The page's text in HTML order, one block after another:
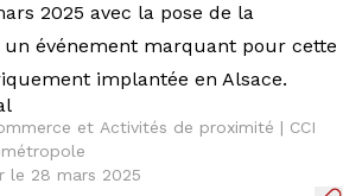
2025 avec la pose de la
événement marquant pour cette
implantée en Alsace.
et Activités de proximité | CCI
le 28 mars 2025